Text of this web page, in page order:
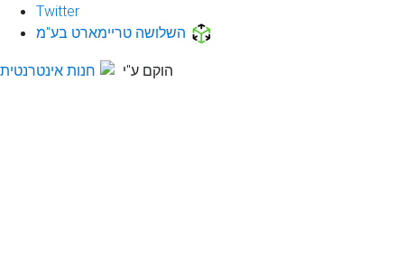
Twitter
השלושה טריימארט בע"מ
הוקם ע"י חנות אינטרנטית